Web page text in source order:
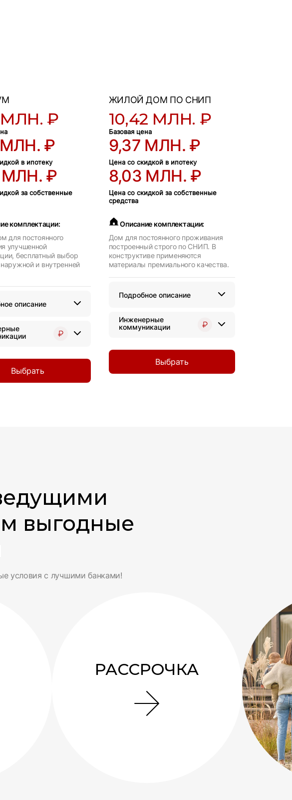
МЛН. ₽
МЛН. ₽
в ипотеку
МЛН. ₽
за собственные
комплектации:
для постоянного
улучшенной
бесплатный выбор
и внутренней
описание
Выбрать
ЖИЛОЙ ДОМ ПО СНИП
10,42 МЛН. ₽
Базовая цена
9,37 МЛН. ₽
Цена со скидкой в ипотеку
8,03 МЛН. ₽
Цена со скидкой за собственные
средства
Описание комплектации:
Дом для постоянного проживания
построенный строго по СНИП. В
конструктиве применяются
материалы премиального качества.
Подробное описание
Инженерные
коммуникации
Выбрать
выгодные
условия с лучшими банками!
РАССРОЧКА